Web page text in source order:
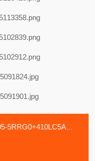
轴承设备配件